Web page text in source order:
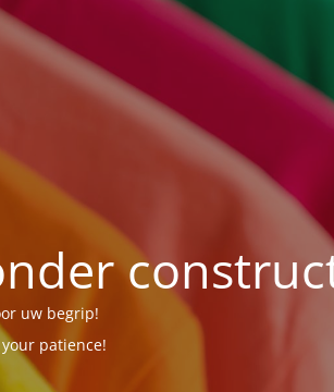
uw begrip!
patience!